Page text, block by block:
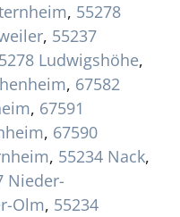
, 55278
, 55237
Ludwigshöhe,
, 67582
, 67591
, 67590
, 55234 Nack,
Nieder-
Olm, 55234